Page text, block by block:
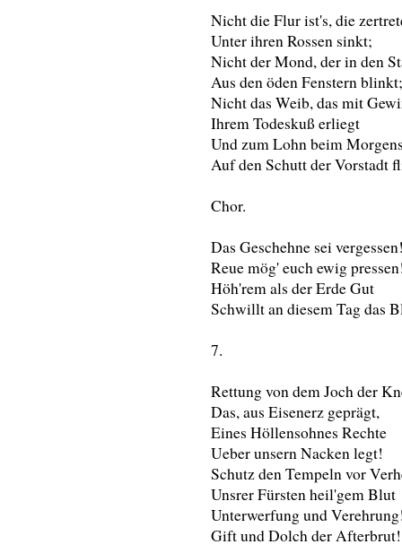
Nicht die Flur ist's, die
Unter ihren Rossen sinkt;
Nicht der Mond, der in den
Aus den öden Fenstern
Nicht das Weib, das mit
Ihrem Todeskuß erliegt
Und zum Lohn beim
Auf den Schutt der Vorstadt
Chor.
Das Geschehne sei
Reue mög' euch ewig
Höh'rem als der Erde Gut
Schwillt an diesem Tag das
7.
Rettung von dem Joch der
Das, aus Eisenerz geprägt,
Eines Höllensohnes Rechte
Ueber unsern Nacken legt!
Schutz den Tempeln vor
Unsrer Fürsten heil'gem Blut
Unterwerfung und
Gift und Dolch der Afterbrut!